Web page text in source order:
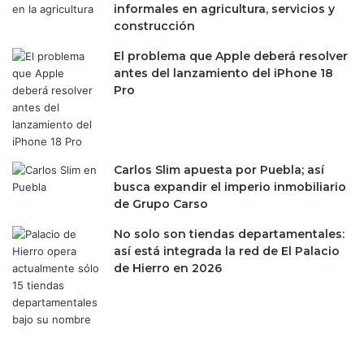
e
n
a
d
o
r
d
T
a
u
l
i
p
a
s
a
e
x
p
e
r
e
n
i
a
c
o
n
l
a
informales en agricultura, servicios y
construcción
El problema que Apple deberá resolver
antes del lanzamiento del iPhone 18
Pro
Carlos Slim apuesta por Puebla; así
busca expandir el imperio inmobiliario
de Grupo Carso
No solo son tiendas departamentales:
así está integrada la red de El Palacio
de Hierro en 2026